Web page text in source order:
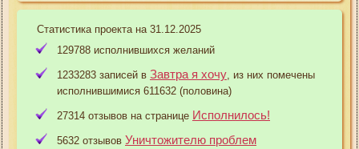
Статистика проекта на 31.12.2025
129788 исполнившихся желаний
1233283 записей в Завтра я хочу , из них помечены
исполнившимися 611632 (половина)
27314 отзывов на странице Исполнилось!
5632 отзывов Уничтожителю проблем